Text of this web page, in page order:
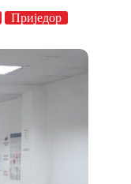
Приједор